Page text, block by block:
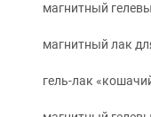
магнитный
магнитный лак
гель-лак